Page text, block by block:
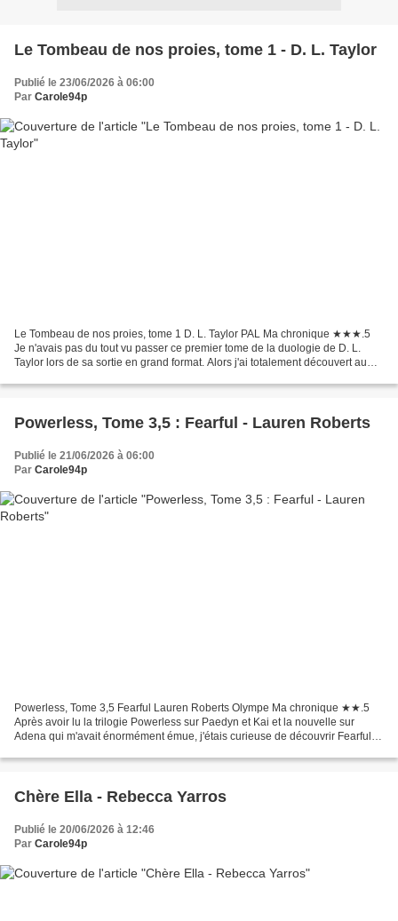
Le Tombeau de nos proies, tome 1 - D. L. Taylor
Publié le 23/06/2026 à 06:00
Par Carole94p
Le Tombeau de nos proies, tome 1 D. L. Taylor PAL Ma chronique ★★★.5
Je n'avais pas du tout vu passer ce premier tome de la duologie de D. L.
Taylor lors de sa sortie en grand format. Alors j'ai totalement découvert au
Powerless, Tome 3,5 : Fearful - Lauren Roberts
Publié le 21/06/2026 à 06:00
Par Carole94p
Powerless, Tome 3,5 Fearful Lauren Roberts Olympe Ma chronique ★★.5
Après avoir lu la trilogie Powerless sur Paedyn et Kai et la nouvelle sur
Adena qui m'avait énormément émue, j'étais curieuse de découvrir Fearful.
Chère Ella - Rebecca Yarros
Publié le 20/06/2026 à 12:46
Par Carole94p